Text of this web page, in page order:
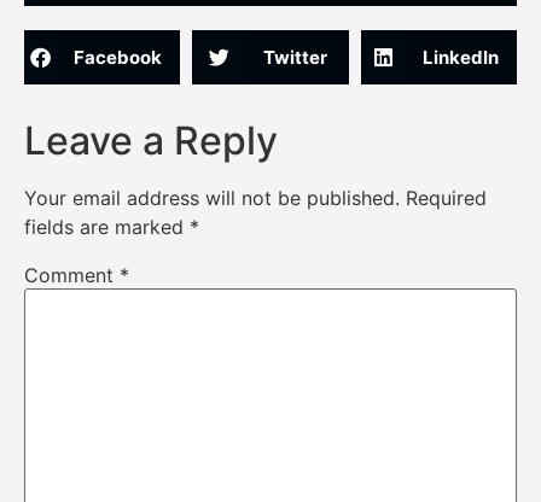
Facebook Twitter LinkedIn
Leave a Reply
Your email address will not be published. Required
fields are marked *
Comment *